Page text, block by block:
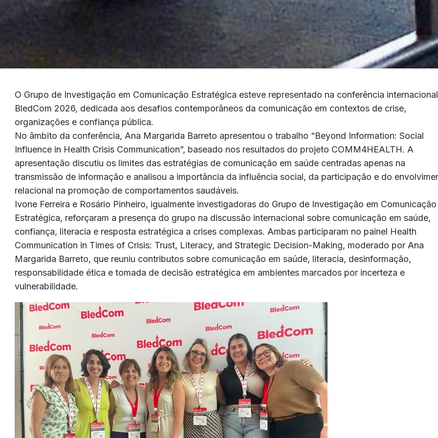
O Grupo de Investigação em Comunicação Estratégica esteve representado na conferência internacional
BledCom 2026, dedicada aos desafios contemporâneos da comunicação em contextos de crise,
organizações e confiança pública.
No âmbito da conferência, Ana Margarida Barreto apresentou o trabalho “Beyond Information: Social
Influence in Health Crisis Communication”, baseado nos resultados do projeto COMM4HEALTH. A
apresentação discutiu os limites das estratégias de comunicação em saúde centradas apenas na
transmissão de informação e analisou a importância da influência social, da participação e do
relacional na promoção de comportamentos saudáveis.
Ivone Ferreira e Rosário Pinheiro, igualmente investigadoras do Grupo de Investigação em Comunicação
Estratégica, reforçaram a presença do grupo na discussão internacional sobre comunicação em saúde,
confiança, literacia e resposta estratégica a crises complexas. Ambas participaram no painel Health
Communication in Times of Crisis: Trust, Literacy, and Strategic Decision-Making, moderado por Ana
Margarida Barreto, que reuniu contributos sobre comunicação em saúde, literacia, desinformação,
responsabilidade ética e tomada de decisão estratégica em ambientes marcados por incerteza e
vulnerabilidade.